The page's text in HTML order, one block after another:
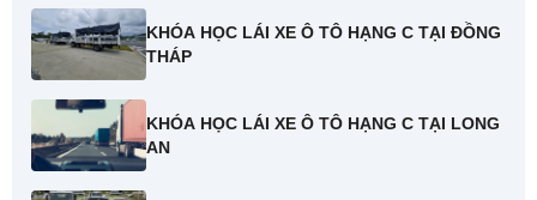
KHÓA HỌC LÁI XE Ô TÔ HẠNG C TẠI ĐỒNG
THÁP
KHÓA HỌC LÁI XE Ô TÔ HẠNG C TẠI LONG
AN